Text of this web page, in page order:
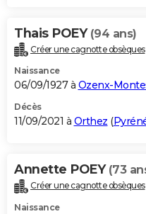
Thais POEY (94 ans)
Créer une cagnotte obsèques
Naissance
06/09/1927 à Ozenx-
Décès
11/09/2021 à Orthez (
Annette POEY (73
Créer une cagnotte obsèques
Naissance